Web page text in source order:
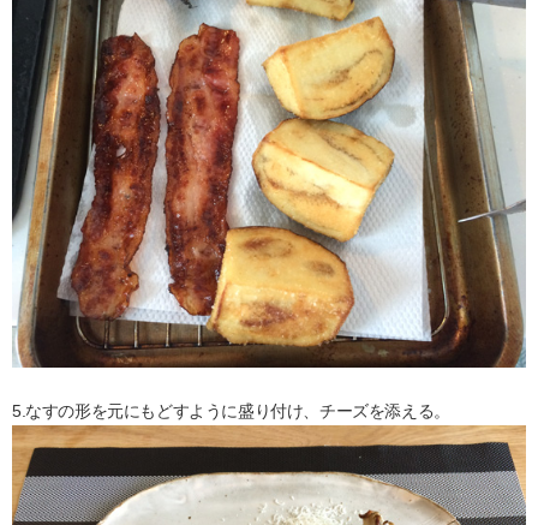
5.なすの形を元にもどすように盛り付け、チーズを添える。